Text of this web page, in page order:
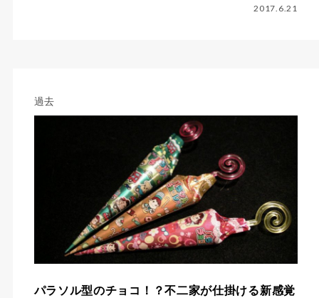
2017.6.21
過去
パラソル型のチョコ！？不二家が仕掛ける新感覚